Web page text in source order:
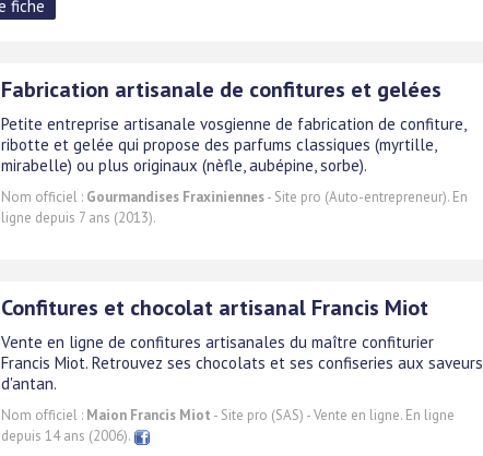
Fabrication artisanale de confitures et gelées
Petite entreprise artisanale vosgienne de fabrication de confiture,
ribotte et gelée qui propose des parfums classiques (myrtille,
mirabelle) ou plus originaux (nèfle, aubépine, sorbe).
Nom officiel : Gourmandises Fraxiniennes- Site pro (Auto-entrepreneur). En
ligne depuis 7 ans (2013).
Confitures et chocolat artisanal Francis Miot
Vente en ligne de confitures artisanales du maître confiturier
Francis Miot. Retrouvez ses chocolats et ses confiseries aux saveurs
d'antan.
Nom officiel : Maion Francis Miot - Site pro (SAS) - Vente en ligne. En ligne
depuis 14 ans (2006).